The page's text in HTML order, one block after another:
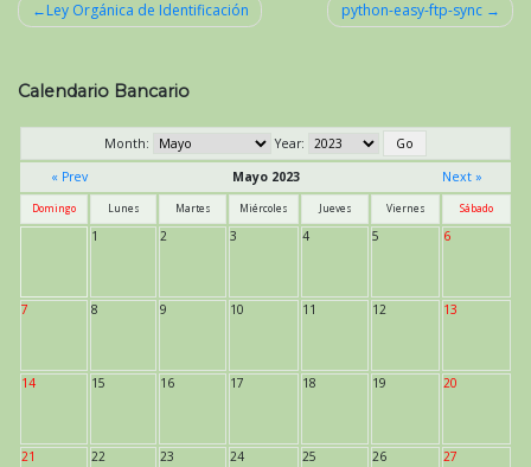
de
Ley Orgánica de Identificación python-easy-ftp-sync
Calendario Bancario
Month:
Year:
« Prev
Mayo 2023 Next »
Domingo Lunes Martes Miércoles Jueves Viernes Sábado
1 2 3 4 5 6
7 8 9 10 11 12 13
14 15 16 17 18 19 20
21 22 23 24 25 26 27